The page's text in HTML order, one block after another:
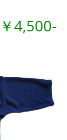
4,500-